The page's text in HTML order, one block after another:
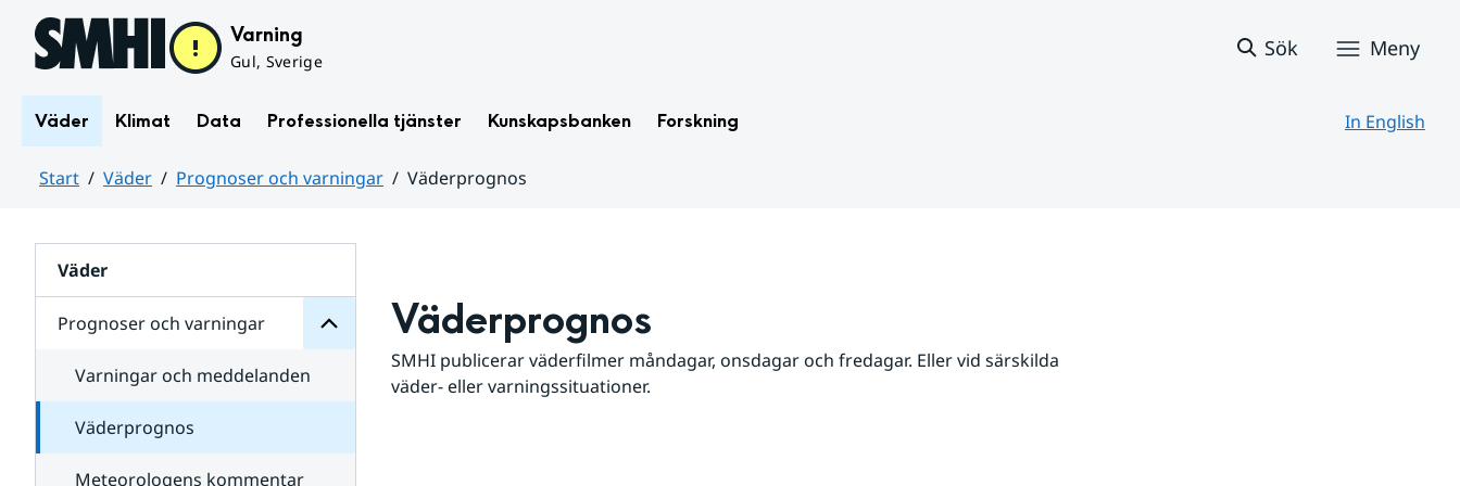
Hoppa till sidans innehåll Varning
Gul, Sverige
Sök Meny
Väder Klimat Data Professionella tjänster Kunskapsbanken Forskning In English
Start Väder Prognoser och varningar
Väderprognos
Väder
Prognoser och varningar
för
varningar
Varningar och meddelanden
Väderprognos
Meteorologens kommentar
Väderprognos
SMHI publicerar väderfilmer måndagar, onsdagar och fredagar. Eller vid särskilda
väder- eller varningssituationer.